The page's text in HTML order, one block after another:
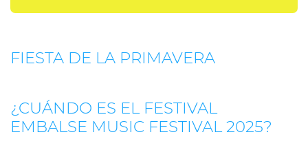
FIESTA DE LA PRIMAVERA
¿CUÁNDO ES EL FESTIVAL
EMBALSE MUSIC FESTIVAL 2025?